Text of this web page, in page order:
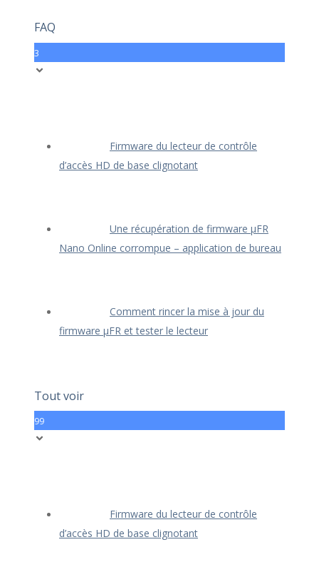
FAQ
3
Firmware du lecteur de contrôle
d’accès HD de base clignotant
Une récupération de firmware μFR
Nano Online corrompue – application de bureau
Comment rincer la mise à jour du
firmware μFR et tester le lecteur
Tout voir
99
Firmware du lecteur de contrôle
d’accès HD de base clignotant